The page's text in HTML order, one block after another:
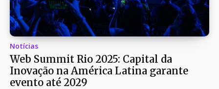
Notícias
Web Summit Rio 2025: Capital da
Inovação na América Latina garante
evento até 2029